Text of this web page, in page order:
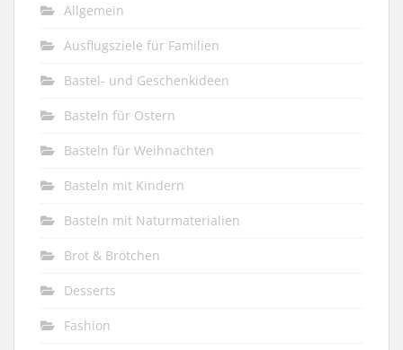
Allgemein
Ausflugsziele für Familien
Bastel- und Geschenkideen
Basteln für Ostern
Basteln für Weihnachten
Basteln mit Kindern
Basteln mit Naturmaterialien
Brot & Brötchen
Desserts
Fashion